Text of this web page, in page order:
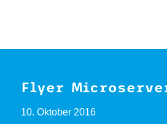
Flyer
10. Oktober 2016